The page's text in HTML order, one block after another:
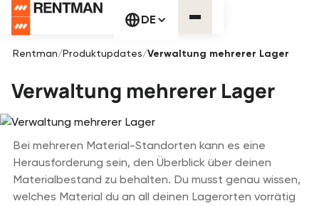
DE
Rentman/Produktupdates/Verwaltung mehrerer Lager
Verwaltung mehrerer Lager
Bei mehreren Material-Standorten kann es eine
Herausforderung sein, den Überblick über deinen
Materialbestand zu behalten. Du musst genau wissen,
welches Material du an all deinen Lagerorten vorrätig